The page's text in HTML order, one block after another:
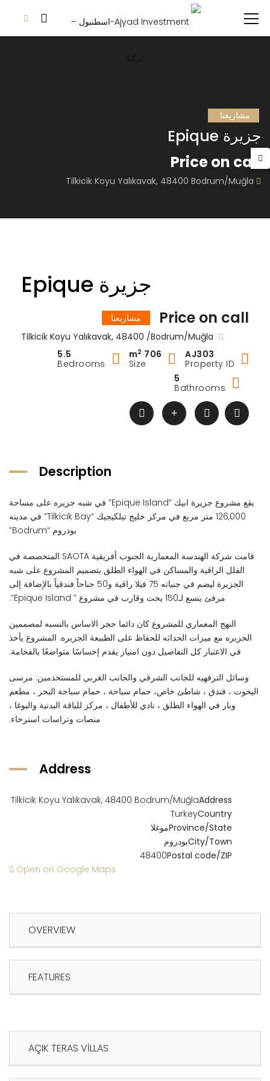
مشاريعنا
جزيرة Epique
Price on call
Tilkicik Koyu Yalıkavak, 48400 Bodrum/Muğla
جزيرة Epique
Price on call
مشاريعنا
Tilkicik Koyu Yalıkavak, 48400 /Bodrum/Muğla
AJ303
Property ID
706 m
2
Size
5.5
Bedrooms
5
Bathrooms
Description
يقع مشروع جزيرة ابيك “Epique Island” في شبه جزيره على مساحة
126,000 متر مربع في مركز خليج تيلكيجيك “Tilkicik Bay” في مدينه
بودروم “Bodrum”
قامت شركة الهندسة المعمارية الجنوب أفريقية SAOTA المتخصصة في
الفلل الراقية والمساكن في الهواء الطلق بتصميم المشروع على شبه
الجزيرة ليضم في جنباته 75 فيلا راقية و50 جناحاً فندقياً بالإضافة إلى
مرفئ يتسع لـ150 يخت وقارب في مشروع ” Epique Island”.
النهج المعماري للمشروع كان دائما حجر الاساس بالنسبه لمصممين
الجزيره مع ميزات الحداثه للحفاظ على الطبيعة الجزيره. المشروع يأخذ
في الاعتبار كل التفاصيل دون امتياز يقدم إحساسًا متواضعًا بالفخامة.
وسائل الترفهيه للجانب الشرقي والجانب الغربي للمستخدمين: مرسى
اليخوت ، فندق ، شاطئ خاص، حمام سباحة ، حمام سباحة البحر ، مطعم
وبار في الهواء الطلق ، نادي للأطفال ، مركز للياقة البدنية واليوغا ،
منصات وتراسات استرخاء.
Address
Address
Tilkicik Koyu Yalıkavak, 48400 Bodrum/Muğla
Country
Turkey
Province/Stateموغلا
City/Townبودروم
Postal code/ZIP
48400
Open on Google Maps
OVERVIEW
FEATURES
AÇIK TERAS VİLLAS